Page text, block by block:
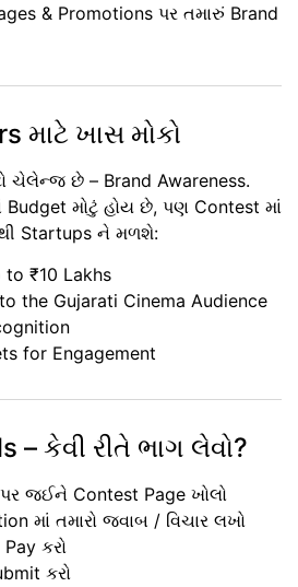
& Promotions પર તમારું Brand
માટે ખાસ મોકો
ચેલેન્જ છે – Brand Awareness.
Budget મોટું હોય છે, પણ Contest માં
Startups ને મળશે:
to ₹10 Lakhs
the Gujarati Cinema Audience
for Engagement
– કેવી રીતે ભાગ લેવો?
જઈને Contest Page ખોલો
માં તમારો જવાબ / વિચાર લખો
Pay કરો
કરો